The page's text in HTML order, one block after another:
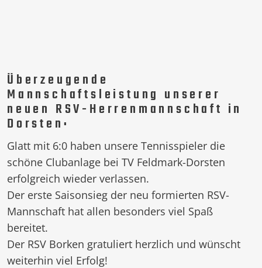
Überzeugende
Mannschaftsleistung unserer
neuen RSV-Herrenmannschaft in
Dorsten:
Glatt mit 6:0 haben unsere Tennisspieler die
schöne Clubanlage bei TV Feldmark-Dorsten
erfolgreich wieder verlassen.
Der erste Saisonsieg der neu formierten RSV-
Mannschaft hat allen besonders viel Spaß
bereitet.
Der RSV Borken gratuliert herzlich und wünscht
weiterhin viel Erfolg!